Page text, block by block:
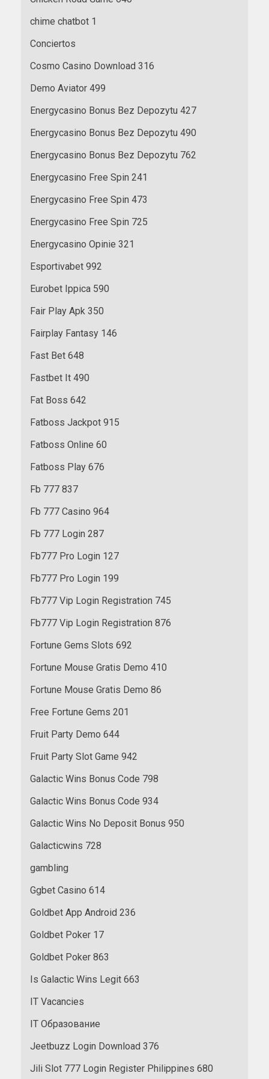
chime chatbot 1
Conciertos
Cosmo Casino Download 316
Demo Aviator 499
Energycasino Bonus Bez Depozytu 427
Energycasino Bonus Bez Depozytu 490
Energycasino Bonus Bez Depozytu 762
Energycasino Free Spin 241
Energycasino Free Spin 473
Energycasino Free Spin 725
Energycasino Opinie 321
Esportivabet 992
Eurobet Ippica 590
Fair Play Apk 350
Fairplay Fantasy 146
Fast Bet 648
Fastbet It 490
Fat Boss 642
Fatboss Jackpot 915
Fatboss Online 60
Fatboss Play 676
Fb 777 837
Fb 777 Casino 964
Fb 777 Login 287
Fb777 Pro Login 127
Fb777 Pro Login 199
Fb777 Vip Login Registration 745
Fb777 Vip Login Registration 876
Fortune Gems Slots 692
Fortune Mouse Gratis Demo 410
Fortune Mouse Gratis Demo 86
Free Fortune Gems 201
Fruit Party Demo 644
Fruit Party Slot Game 942
Galactic Wins Bonus Code 798
Galactic Wins Bonus Code 934
Galactic Wins No Deposit Bonus 950
Galacticwins 728
gambling
Ggbet Casino 614
Goldbet App Android 236
Goldbet Poker 17
Goldbet Poker 863
Is Galactic Wins Legit 663
IT Vacancies
IT Образование
Jeetbuzz Login Download 376
Jili Slot 777 Login Register Philippines 680